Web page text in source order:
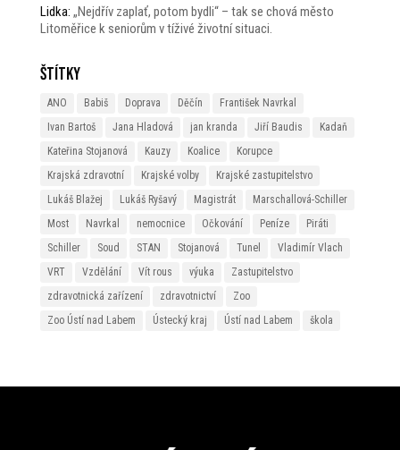
Lidka: „Nejdřív zaplať, potom bydli“ – tak se chová město
Litoměřice k seniorům v tíživé životní situaci.
Štítky
ANO Babiš Doprava Děčín
František Navrkal
Ivan Bartoš
Jana Hladová jan kranda Jiří Baudis
Kadaň
Kateřina Stojanová
Kauzy Koalice
Korupce
Krajská zdravotní
Krajské volby
Krajské zastupitelstvo
Lukáš Blažej
Lukáš Ryšavý Magistrát
Marschallová-Schiller
Most
Navrkal nemocnice Očkování Peníze
Piráti
Schiller
Soud STAN Stojanová Tunel
Vladimír Vlach
VRT
Vzdělání Vít rous výuka
Zastupitelstvo
zdravotnická zařízení
zdravotnictví
Zoo
Zoo Ústí nad Labem
Ústecký kraj Ústí nad Labem škola